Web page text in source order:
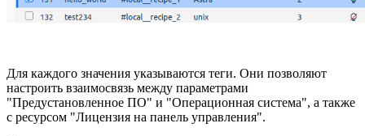
Для каждого значения указываются теги. Они позволяют
настроить взаимосвязь между параметрами
"Предустановленное ПО" и "Операционная система", а также
с ресурсом "Лицензия на панель управления".